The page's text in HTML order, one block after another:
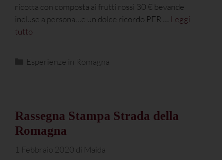
ricotta con composta ai frutti rossi 30 € bevande
incluse a persona…e un dolce ricordo PER … Leggi
tutto
Esperienze in Romagna
Rassegna Stampa Strada della
Romagna
1 Febbraio 2020 di Maida